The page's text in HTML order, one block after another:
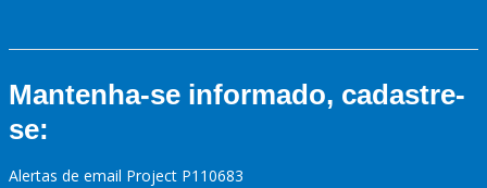
Mantenha-se informado, cadastre-
se:
Alertas de email Project P110683